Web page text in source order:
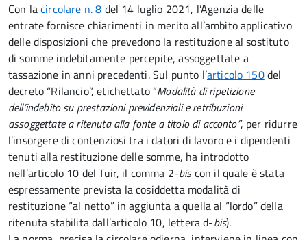
Con lacircolare n. 8 del 14 luglio 2021, l’Agenzia delle
entrate fornisce chiarimenti in merito all’ambito applicativo
delle disposizioni che prevedono la restituzione al sostituto
di somme indebitamente percepite, assoggettate a
tassazione in anni precedenti. Sul punto l’articolo 150del
decreto “Rilancio”, etichettato “Modalità di ripetizione
dell’indebito su prestazioni previdenziali e retribuzioni
assoggettate a ritenuta alla fonte a titolo di acconto”, per ridurre
l’insorgere di contenziosi tra i datori di lavoro e i dipendenti
tenuti alla restituzione delle somme, ha introdotto
nell’articolo 10 del Tuir, il comma 2-biscon il quale è stata
espressamente prevista la cosiddetta modalità di
restituzione “al netto” in aggiunta a quella al “lordo” della
ritenuta stabilita dall’articolo 10, lettera d-bis).